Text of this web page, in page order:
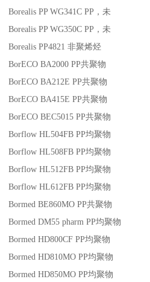
Borealis PP WG341C PP ，未
Borealis PP WG350C PP ，未
Borealis PP4821 非聚烯烃
BorECO BA2000 PP共聚物
BorECO BA212E PP共聚物
BorECO BA415E PP共聚物
BorECO BEC5015 PP共聚物
Borflow HL504FB PP均聚物
Borflow HL508FB PP均聚物
Borflow HL512FB PP均聚物
Borflow HL612FB PP均聚物
Bormed BE860MO PP共聚物
Bormed DM55 pharm PP均聚物
Bormed HD800CF PP均聚物
Bormed HD810MO PP均聚物
Bormed HD850MO PP均聚物